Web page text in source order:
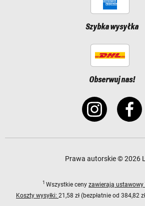
Szybka wysyłka
Obserwuj nas!
Prawa autorskie © 2026
1 Wszystkie ceny zawierają ustawowy
Koszty wysyłki: 21,58 zł (bezpłatnie od 384,82